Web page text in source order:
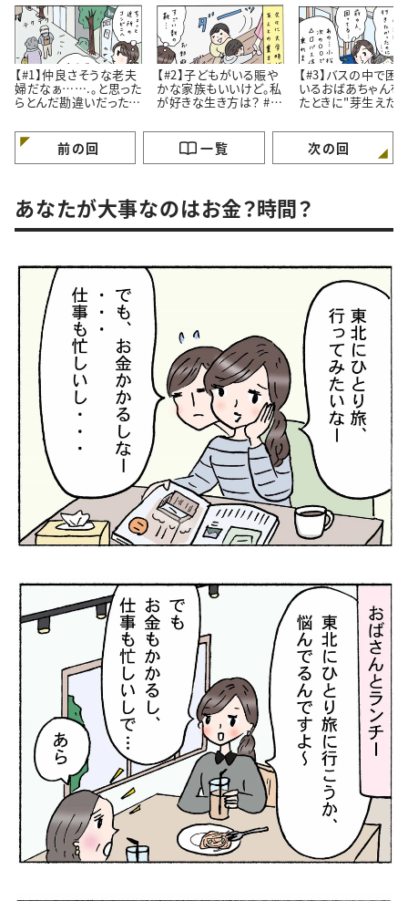
【#1】仲良さそうな老夫
婦だなぁ…….。と思った
らとんだ勘違いだったお
【#2】子どもがいる賑や
かな家族もいいけど。私
が好きな生き方は？ #4
【#3】バスの中で困
いるおばあちゃんを
たときに"芽生えた
前の回 一覧 次の回
あなたが大事なのはお金？時間？